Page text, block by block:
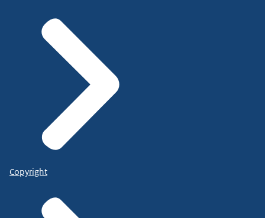
Copyright